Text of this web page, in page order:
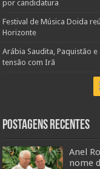
por candidatura
Festival de Música Doida
Horizonte
Arábia Saudita, Paquistão
tensão com Irã
Postagens Recentes
Anel
nome